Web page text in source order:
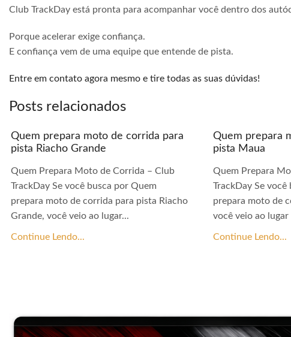
Club TrackDay está pronta para acompanhar você dentro dos
Porque acelerar exige confiança.
E confiança vem de uma equipe que entende de pista.
Entre em contato agora mesmo e tire todas as suas dúvidas!
Posts relacionados
Quem prepara moto de corrida para
pista Riacho Grande
Quem Prepara Moto de Corrida – Club
TrackDay Se você busca por Quem
prepara moto de corrida para pista Riacho
Grande, você veio ao lugar...
Continue Lendo...
Quem prepara
pista Maua
Quem Prepara
TrackDay Se
prepara moto de
você veio ao lugar
Continue Lendo...